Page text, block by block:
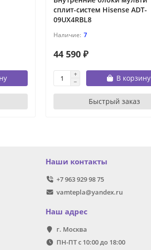
сплит-систем Hisense ADT-
09UX4RBL8
7
44 590 ₽
В корзину
Быстрый заказ
Наши контакты
+7 963 929 98 75
vamtepla@yandex.ru
Наш адрес
г. Москва
ПН-ПТ с 10:00 до 18:00